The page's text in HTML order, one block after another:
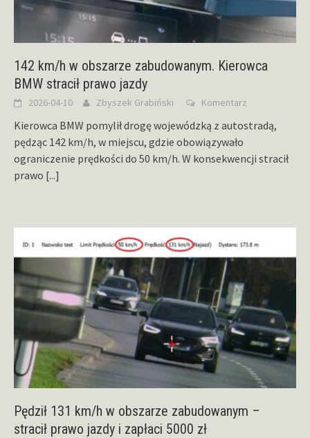
142 km/h w obszarze zabudowanym. Kierowca
BMW stracił prawo jazdy
2026-04-10 Zbyszek Grabiński Komentarz
Kierowca BMW pomylił drogę wojewódzką z autostradą,
pędząc 142 km/h, w miejscu, gdzie obowiązywało
ograniczenie prędkości do 50 km/h. W konsekwencji stracił
prawo [...]
Pędził 131 km/h w obszarze zabudowanym –
stracił prawo jazdy i zapłaci 5000 zł